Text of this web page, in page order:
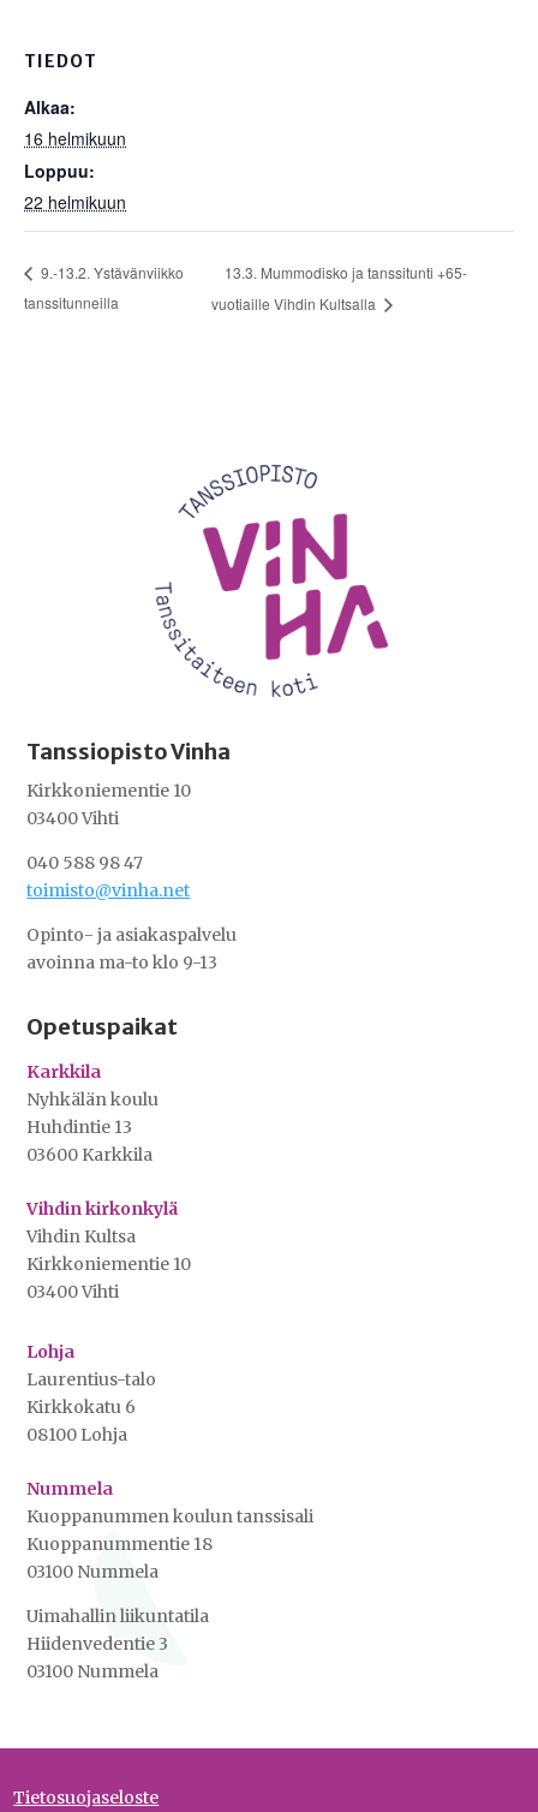
TIEDOT
Alkaa:
16 helmikuun
Loppuu:
22 helmikuun
9.-13.2. Ystävänviikko
tanssitunneilla
13.3. Mummodisko ja tanssitunti +65-
vuotiaille Vihdin Kultsalla
Tanssiopisto Vinha
Kirkkoniementie 10
03400 Vihti
040 588 98 47
toimisto@vinha.net
Opinto- ja asiakaspalvelu
avoinna ma-to klo 9-13
Opetuspaikat
Karkkila
Nyhkälän koulu
Huhdintie 13
03600 Karkkila
Vihdin kirkonkylä
Vihdin Kultsa
Kirkkoniementie 10
03400 Vihti
Lohja
Laurentius-talo
Kirkkokatu 6
08100 Lohja
Nummela
Kuoppanummen koulun tanssisali
Kuoppanummentie 18
03100 Nummela
Uimahallin liikuntatila
Hiidenvedentie 3
03100 Nummela
Tietosuojaseloste